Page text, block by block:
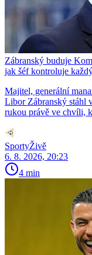
Zábranský buduje
jak šéf kontroluje
Majitel, generální
Libor Zábranský stáhl
rukou právě ve chvíli,
SportyŽivě
6. 8. 2026, 20:23
4 min